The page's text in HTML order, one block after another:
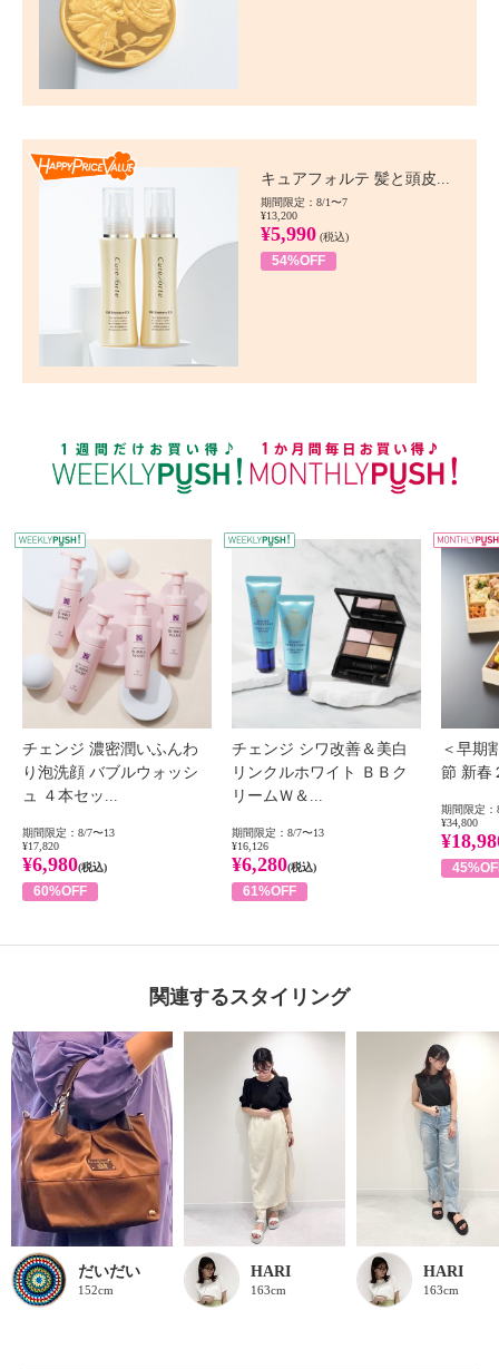
キュアフォルテ 髪と頭皮...
期間限定：8/1〜7
¥13,200
¥5,990 (税込)
54%OFF
WEEKLY PUSH
チェンジ 濃密潤いふんわ
り泡洗顔 バブルウォッシ
ュ ４本セッ...
期間限定：8/7〜13
¥17,820
¥6,980(税込)
60%OFF
チェンジ シワ改善＆美白
リンクルホワイト ＢＢク
リームＷ＆...
期間限定：8/7〜13
¥16,126
¥6,280(税込)
61%OFF
＜早期
節 新春
期間限定：
¥34,800
関連するスタイリング
だいだい
152cm
HARI
163cm
HARI
163cm